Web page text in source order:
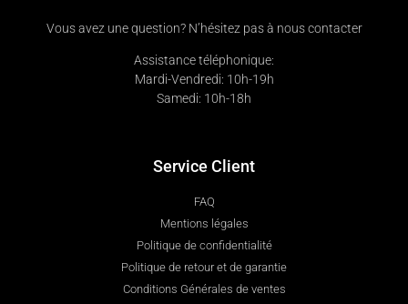
Vous avez une question? N’hésitez pas à nous contacter
Assistance téléphonique:
Mardi-Vendredi: 10h-19h
Samedi: 10h-18h
Service Client
FAQ
Mentions légales
Politique de confidentialité
Politique de retour et de garantie
Conditions Générales de ventes